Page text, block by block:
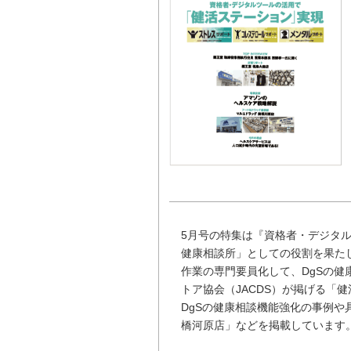
5月号の特集は『資格者・デジタ
健康相談所」としての役割を果
作業の専門要員化して、DgSの健
トア協会（JACDS）が掲げる「
DgSの健康相談機能強化の事例
橋河原店」などを掲載しています